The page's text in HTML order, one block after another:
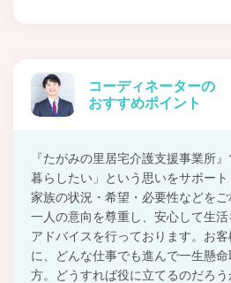
コーディネーターの
おすすめポイント
『たがみの里居宅介護支援事業所
暮らしたい」という思いをサポー
家族の状況・希望・必要性などを
一人の意向を尊重し、安心して生
アドバイスを行っております。お
に、どんな仕事でも進んで一生懸
方。どうすれば役に立てるのだろ